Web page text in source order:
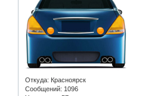
Откуда: Красноярск
Сообщений: 1096